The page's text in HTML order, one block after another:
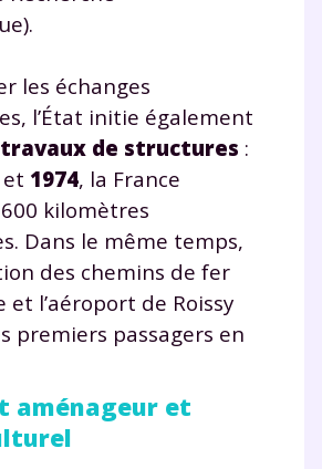
les échanges
l’État initie également
de structures :
et 1974, la France
kilomètres
Dans le même temps,
des chemins de fer
et l’aéroport de Roissy
premiers passagers en
aménageur et